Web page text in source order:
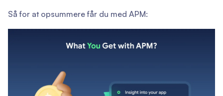
Så for at opsummere får du med APM: